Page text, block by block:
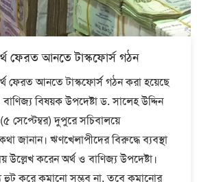
ফেরত আনতে টাস্কফোর্স গঠন
ফেরত আনতে টাস্কফোর্স গঠন করা হয়েছে
বিষয়ক উপদেষ্টা ড. সালেহ উদ্দিন
সেপ্টেম্বর) দুপুরে সচিবালয়ে
জানান। ঋণখেলাপীদের বিরুদ্ধে ব্যবস্থা
উল্লেখ করেন অর্থ ও বাণিজ্য উপদেষ্টা।
হুট করে কমানো সম্ভব না, তবে কমানোর